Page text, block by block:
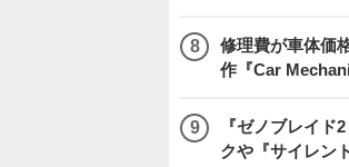
修理費が車体価
作『Car
『ゼノブレイ
クや『サイレン